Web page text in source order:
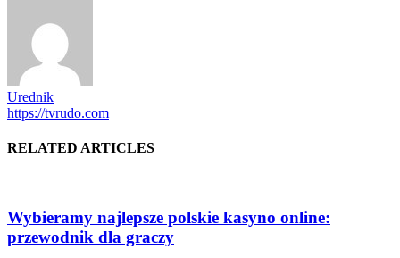
Urednik
https://tvrudo.com
RELATED ARTICLES
Wybieramy najlepsze polskie kasyno online:
przewodnik dla graczy